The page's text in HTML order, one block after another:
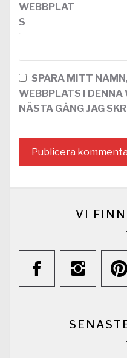
WEBBPLAT
S
SPARA MITT
WEBBPLATS I
NÄSTA GÅNG JAG
VI